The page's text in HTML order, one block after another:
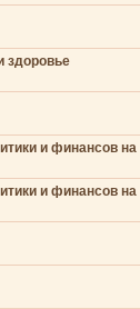
здоровье
и финансов на
и финансов на